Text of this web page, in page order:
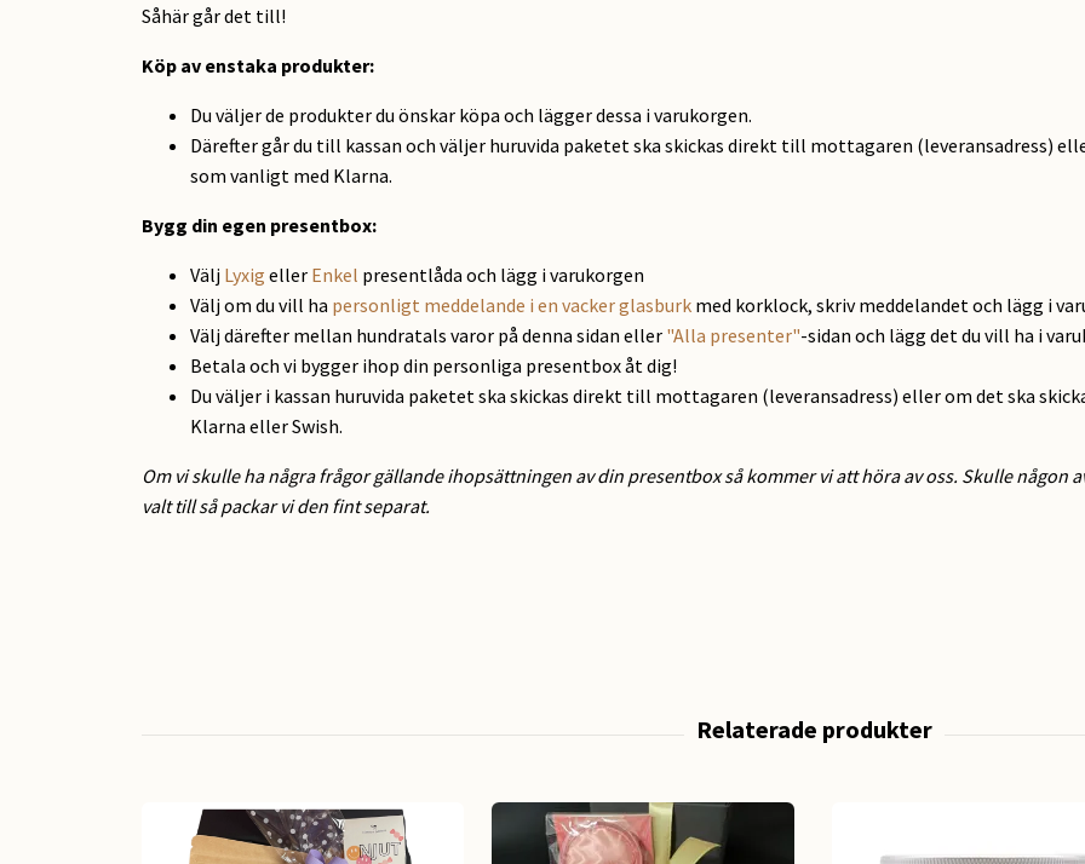
Såhär går det till!
Köp av enstaka produkter:
Du väljer de produkter du önskar köpa och lägger dessa i varukorgen.
Därefter går du till kassan och väljer huruvida paketet ska skickas direkt till mottagaren (leveransadress)
som vanligt med Klarna.
Bygg din egen presentbox:
Välj Lyxig eller Enkel presentlåda och lägg i varukorgen
Välj om du vill ha personligt meddelande i en vacker glasburk med korklock, skriv meddelandet och lägg i
Välj därefter mellan hundratals varor på denna sidan eller "Alla presenter"-sidan och lägg det du vill ha i
Betala och vi bygger ihop din personliga presentbox åt dig!
Du väljer i kassan huruvida paketet ska skickas direkt till mottagaren (leveransadress) eller om det ska
Klarna eller Swish.
Om vi skulle ha några frågor gällande ihopsättningen av din presentbox så kommer vi att höra av oss. Skulle
valt till så packar vi den fint separat.